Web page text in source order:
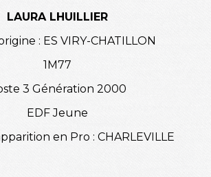
LAURA LHUILLIER
: ES VIRY-CHATILLON
1M77
3 Génération 2000
EDF Jeune
en Pro : CHARLEVILLE